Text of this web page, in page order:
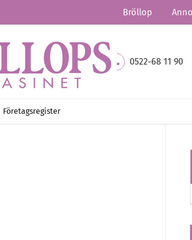
Bröllop
0522-68 11 90
Företagsregister